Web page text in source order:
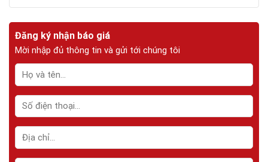
Đăng ký nhận báo giá
Mời nhập đủ thông tin và gửi tới chúng tôi